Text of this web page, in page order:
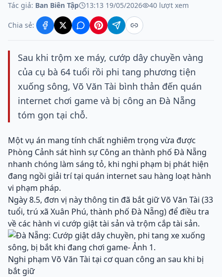
Tác giả: Ban Biên Tập 13:13 19/05/2026 40 lượt xem
Chia sẻ:
Sau khi trộm xe máy, cướp dây chuyền vàng
của cụ bà 64 tuổi rồi phi tang phương tiện
xuống sông, Võ Văn Tài bình thản đến quán
internet chơi game và bị công an Đà Nẵng
tóm gọn tại chỗ.
Một vụ án mang tính chất nghiêm trọng vừa được
Phòng Cảnh sát hình sự Công an thành phố Đà Nẵng
nhanh chóng làm sáng tỏ, khi nghi phạm bị phát hiện
đang ngồi giải trí tại quán internet sau hàng loạt hành
vi phạm pháp.
Ngày 8.5, đơn vị này thông tin đã bắt giữ Võ Văn Tài (33
tuổi, trú xã Xuân Phú, thành phố Đà Nẵng) để điều tra
về các hành vi cướp giật tài sản và trộm cắp tài sản.
Nghi phạm Võ Văn Tài tại cơ quan công an sau khi bị
bắt giữ